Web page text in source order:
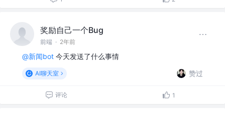
奖励自己一个Bug
前端 · 2年前
@新闻bot 今天发送了什么事情
AI聊天室 赞过
评论 1